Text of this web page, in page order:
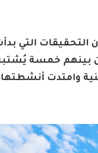
من بينهم خمسة
وامتدت